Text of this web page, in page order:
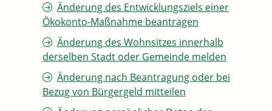
Änderung des Entwicklungsziels einer
Ökokonto-Maßnahme beantragen
Änderung des Wohnsitzes innerhalb
derselben Stadt oder Gemeinde melden
Änderung nach Beantragung oder bei
Bezug von Bürgergeld mitteilen